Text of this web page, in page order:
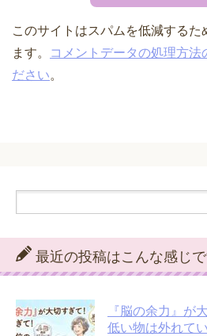
このサイトはスパムを低減するた
ます。
コメントデータの処理方法
ださい。
最近の投稿はこんな感じ
『脳の余力』が
低い物は外れて